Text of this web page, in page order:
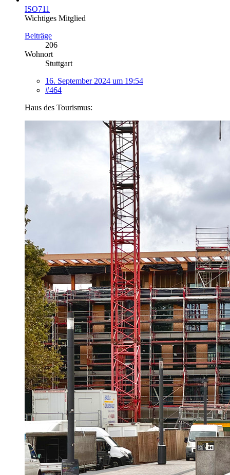
ISO711
Wichtiges Mitglied
Beiträge
206
Wohnort
Stuttgart
16. September 2024 um 19:54
#464
Haus des Tourismus: